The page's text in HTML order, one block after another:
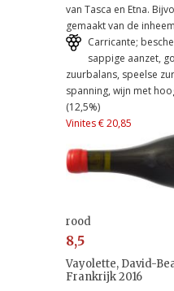
van Tasca en Etna.
gemaakt van de
Carricante;
sappige aanzet,
zuurbalans, speelse
spanning, wijn met
(12,5%)
Vinites € 20,85
rood
8,5
Vayolette, David-
Frankrijk 2016